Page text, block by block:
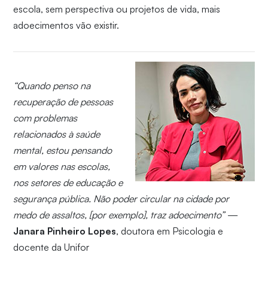
escola, sem perspectiva ou projetos de vida, mais
adoecimentos vão existir.
“Quando penso na
recuperação de pessoas
com problemas
relacionados à saúde
mental, estou pensando
em valores nas escolas,
nos setores de educação e
segurança pública. Não poder circular na cidade por
medo de assaltos, [por exemplo], traz adoecimento”—
Janara Pinheiro Lopes, doutora em Psicologia e
docente da Unifor